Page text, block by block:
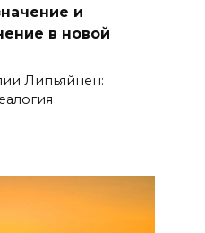
и
в новой
Липьяйнен: